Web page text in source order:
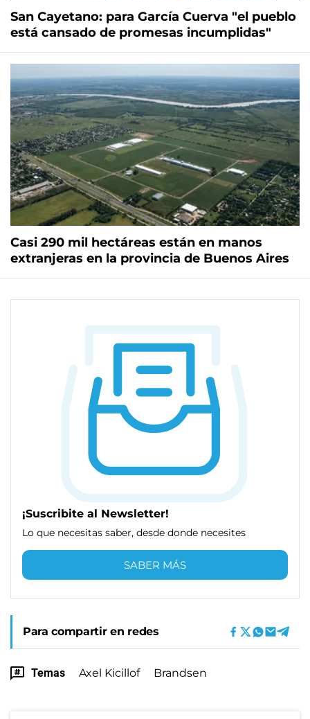
San Cayetano: para García Cuerva "el pueblo
está cansado de promesas incumplidas"
Casi 290 mil hectáreas están en manos
extranjeras en la provincia de Buenos Aires
¡Suscribite al Newsletter!
Lo que necesitas saber, desde donde necesites
SABER MÁS
Para compartir en redes
Temas Axel Kicillof Brandsen